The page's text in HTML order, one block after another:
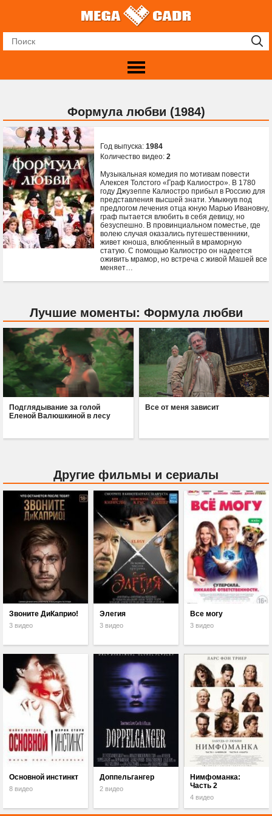
Формула любви (1984)
Год выпуска: 1984
Количество видео: 2
Музыкальная комедия по мотивам повести
Алексея Толстого «Граф Калиостро». В 1780
году Джузеппе Калиостро прибыл в Россию для
представления высшей знати. Умыкнув под
предлогом лечения отца юную Марью Ивановну,
граф пытается влюбить в себя девицу, но
безуспешно. В провинциальном поместье, где
волею случая оказались путешественники,
живет юноша, влюбленный в мраморную
статую. С помощью Калиостро он надеется
оживить мрамор, но встреча с живой Машей все
меняет…
Лучшие моменты: Формула любви
Подглядывание за голой
Еленой Валюшкиной в лесу
Все от меня зависит
Другие фильмы и сериалы
Звоните ДиКаприо!
3 видео
Элегия
3 видео
Все могу
3 видео
Основной инстинкт
8 видео
Доппельгангер
2 видео
Нимфоманка:
Часть 2
4 видео